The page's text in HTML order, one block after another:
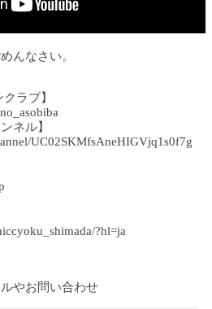
んなさい。
ラブ】
ネル】
UC02SKMfsAneHIGVjq1s0f7g
?hl=ja
やお問い合わせ